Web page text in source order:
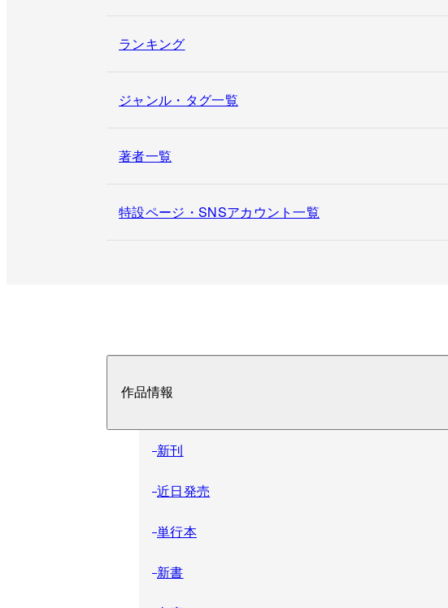
ランキング
ジャンル・タグ一覧
著者一覧
特設ページ・SNSアカウント一覧
作品情報
新刊
近日発売
単行本
新書